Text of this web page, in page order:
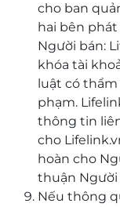
cho ban
hai bên
Người bán:
khóa tài
luật có
phạm.
thông tin
cho
hoàn cho
thuận Người
Nếu thông